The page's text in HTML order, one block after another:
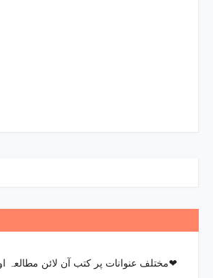
❤مختلف عنوانات پر کتب آن لائن مطالعہ اور ڈاؤن لوڈ کریں❤